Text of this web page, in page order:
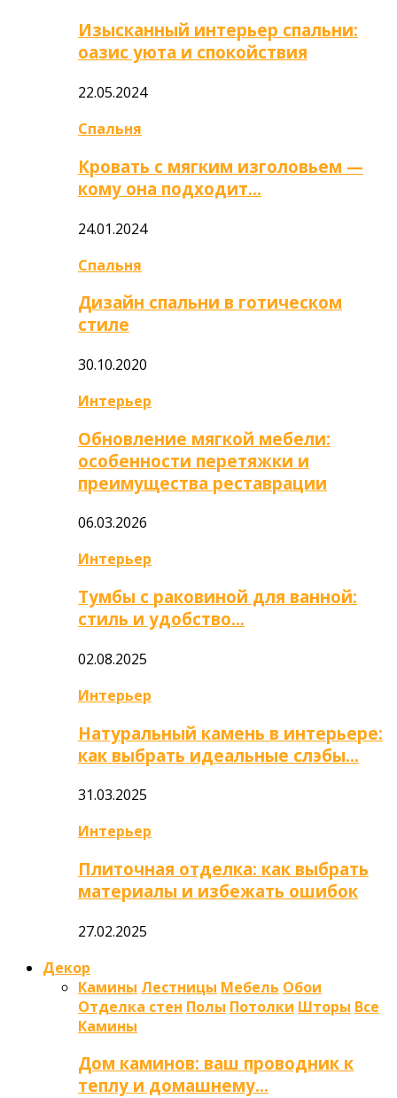
Изысканный интерьер спальни:
оазис уюта и спокойствия
22.05.2024
Спальня
Кровать с мягким изголовьем —
кому она подходит…
24.01.2024
Спальня
Дизайн спальни в готическом
стиле
30.10.2020
Интерьер
Обновление мягкой мебели:
особенности перетяжки и
преимущества реставрации
06.03.2026
Интерьер
Тумбы с раковиной для ванной:
стиль и удобство…
02.08.2025
Интерьер
Натуральный камень в интерьере:
как выбрать идеальные слэбы…
31.03.2025
Интерьер
Плиточная отделка: как выбрать
материалы и избежать ошибок
27.02.2025
Декор
Камины Лестницы Мебель Обои
Отделка стен Полы Потолки Шторы Все
Камины
Дом каминов: ваш проводник к
теплу и домашнему…